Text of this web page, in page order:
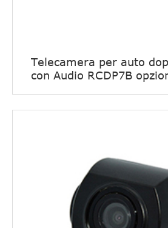
Telecamera per auto
con Audio RCDP7B